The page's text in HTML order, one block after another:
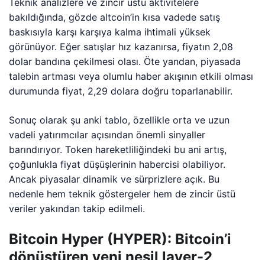
bakıldığında, gözde altcoin’in kısa vadede satış
baskısıyla karşı karşıya kalma ihtimali yüksek
görünüyor. Eğer satışlar hız kazanırsa, fiyatın 2,08
dolar bandına çekilmesi olası. Öte yandan, piyasada
talebin artması veya olumlu haber akışının etkili olması
durumunda fiyat, 2,29 dolara doğru toparlanabilir.
Sonuç olarak şu anki tablo, özellikle orta ve uzun
vadeli yatırımcılar açısından önemli sinyaller
barındırıyor. Token hareketliliğindeki bu ani artış,
çoğunlukla fiyat düşüşlerinin habercisi olabiliyor.
Ancak piyasalar dinamik ve sürprizlere açık. Bu
nedenle hem teknik göstergeler hem de zincir üstü
veriler yakından takip edilmeli.
Bitcoin Hyper (HYPER): Bitcoin’i
dönüştüren yeni nesil layer-2